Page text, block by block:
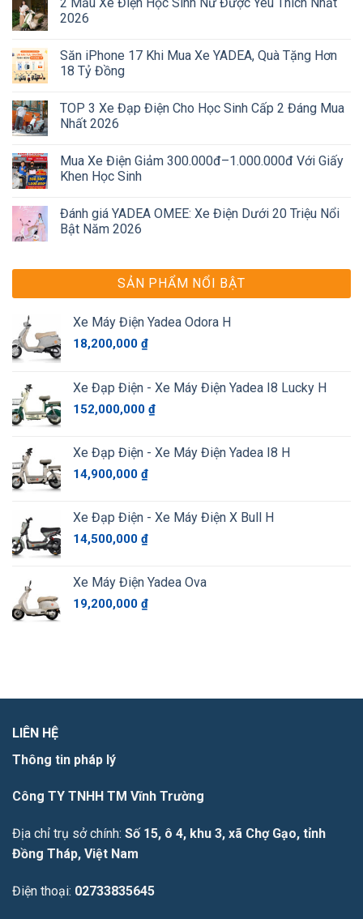
2026
Săn iPhone 17 Khi Mua Xe YADEA, Quà Tặng Hơn
18 Tỷ Đồng
TOP 3 Xe Đạp Điện Cho Học Sinh Cấp 2 Đáng Mua
Nhất 2026
Mua Xe Điện Giảm 300.000đ–1.000.000đ Với Giấy
Khen Học Sinh
Đánh giá YADEA OMEE: Xe Điện Dưới 20 Triệu Nổi
Bật Năm 2026
SẢN PHẨM NỔI BẬT
Xe Máy Điện Yadea Odora H
18,200,000 ₫
Xe Đạp Điện - Xe Máy Điện Yadea I8 Lucky H
152,000,000 ₫
Xe Đạp Điện - Xe Máy Điện Yadea I8 H
14,900,000 ₫
Xe Đạp Điện - Xe Máy Điện X Bull H
14,500,000 ₫
Xe Máy Điện Yadea Ova
19,200,000 ₫
LIÊN HỆ
Thông tin pháp lý
Công TY TNHH TM Vĩnh Trường
Địa chỉ trụ sở chính: Số 15, ô 4, khu 3, xã Chợ Gạo, tỉnh
Đồng Tháp, Việt Nam
Điện thoại: 02733835645